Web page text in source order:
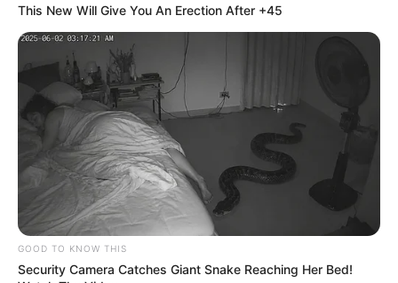
This New Will Give You An Erection After +45
GOOD TO KNOW THIS
Security Camera Catches Giant Snake Reaching Her Bed!